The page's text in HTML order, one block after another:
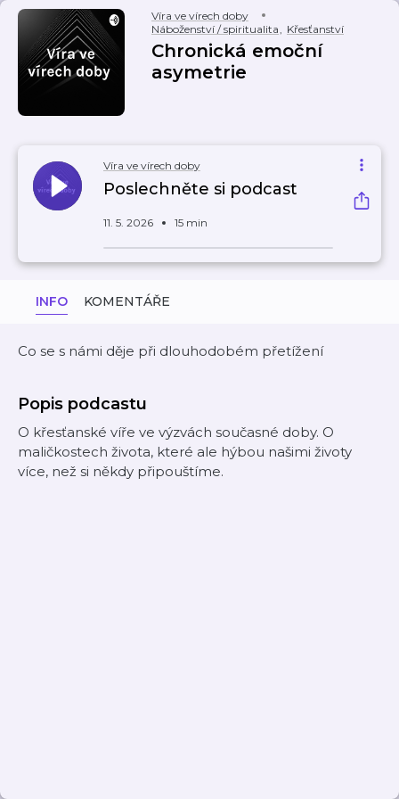
Víra ve vírech doby
Náboženství / spiritualita, Křesťanství
Chronická emoční
asymetrie
Víra ve vírech doby
Poslechněte si podcast
11. 5. 2026 15 min
INFO KOMENTÁŘE
Co se s námi děje při dlouhodobém přetížení
Popis podcastu
O křesťanské víře ve výzvách současné doby. O
maličkostech života, které ale hýbou našimi životy
více, než si někdy připouštíme.